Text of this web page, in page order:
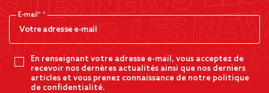
E-mail*
En renseignant votre adresse e-mail, vous acceptez de
recevoir nos dernères actualités ainsi que nos derniers
articles et vous prenez connaissance de notre politique
de confidentialité.